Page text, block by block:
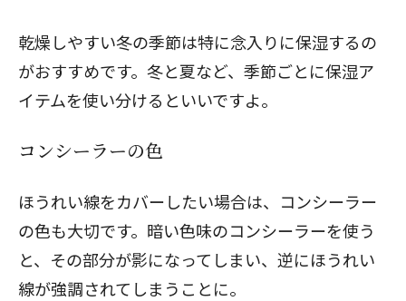
乾燥しやすい冬の季節は特に念入りに保湿するの
がおすすめです。冬と夏など、季節ごとに保湿ア
イテムを使い分けるといいですよ。
コンシーラーの色
ほうれい線をカバーしたい場合は、コンシーラー
の色も大切です。暗い色味のコンシーラーを使う
と、その部分が影になってしまい、逆にほうれい
線が強調されてしまうことに。